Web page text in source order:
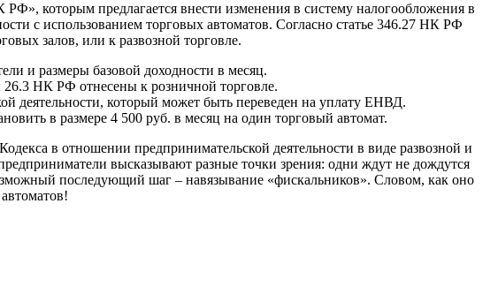
которым предлагается внести изменения в систему налогообложения в
с использованием торговых автоматов. Согласно статье 346.27 НК РФ
залов, или к развозной торговле.
и размеры базовой доходности в месяц.
26.3 НК РФ отнесены к розничной торговле.
деятельности, который может быть переведен на уплату ЕНВД.
в размере 4 500 руб. в месяц на один торговый автомат.
в отношении предпринимательской деятельности в виде развозной и
высказывают разные точки зрения: одни ждут не дождутся
последующий шаг – навязывание «фискальников». Словом, как оно